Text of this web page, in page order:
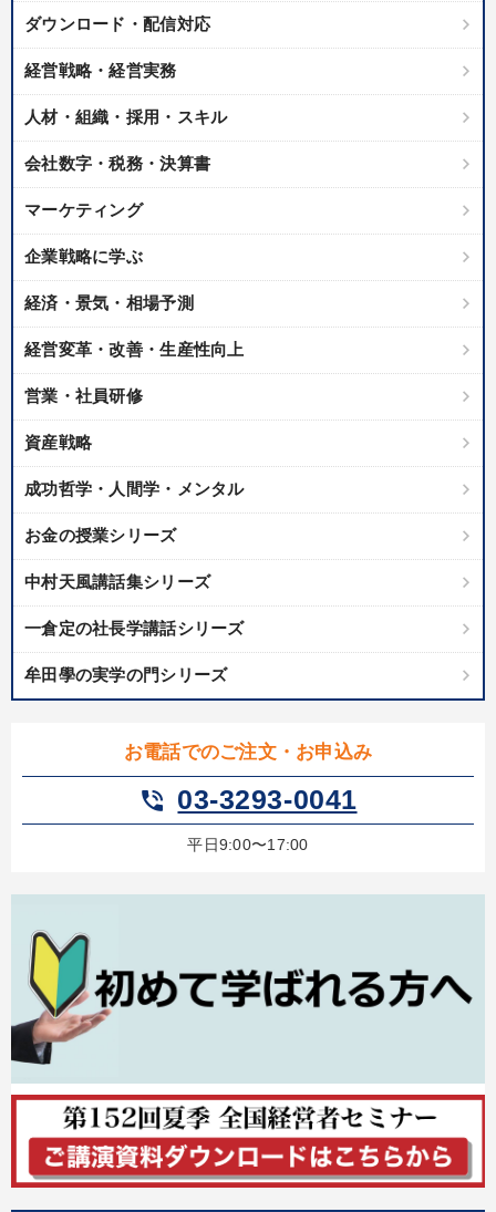
ダウンロード・配信対応
経営戦略・経営実務
人材・組織・採用・スキル
会社数字・税務・決算書
マーケティング
企業戦略に学ぶ
経済・景気・相場予測
経営変革・改善・生産性向上
営業・社員研修
資産戦略
成功哲学・人間学・メンタル
お金の授業シリーズ
中村天風講話集シリーズ
一倉定の社長学講話シリーズ
牟田學の実学の門シリーズ
お電話でのご注文・お申込み
phone_in_talk 03-3293-0041
平日9:00〜17:00